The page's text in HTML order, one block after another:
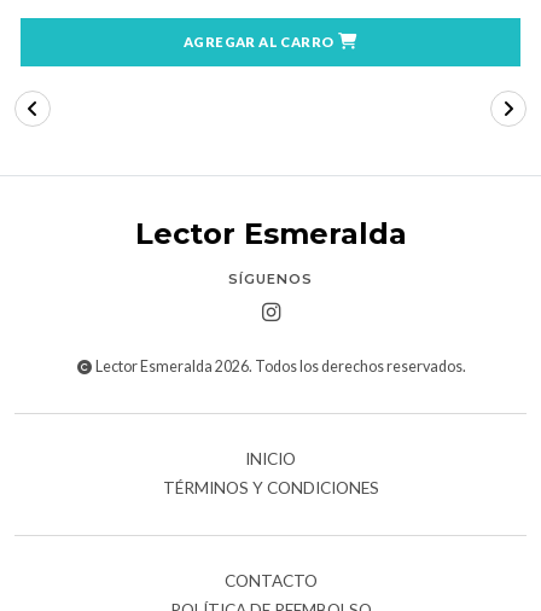
AGREGAR AL CARRO
Lector Esmeralda
SÍGUENOS
Lector Esmeralda 2026. Todos los derechos reservados.
INICIO
TÉRMINOS Y CONDICIONES
CONTACTO